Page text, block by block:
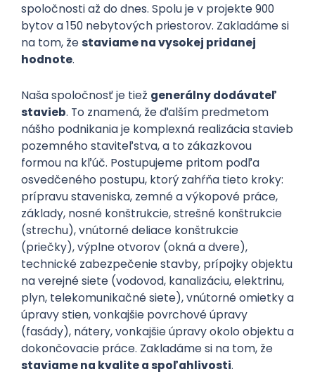
spoločnosti až do dnes. Spolu je v projekte 900
bytov a 150 nebytových priestorov. Zakladáme si
na tom, žestaviame na vysokej pridanej
hodnote.
Naša spoločnosť je tiež generálny dodávateľ
stavieb. To znamená, že ďalším predmetom
nášho podnikania je komplexná realizácia stavieb
pozemného staviteľstva, a to zákazkovou
formou na kľúč. Postupujeme pritom podľa
osvedčeného postupu, ktorý zahŕňa tieto kroky:
prípravu staveniska, zemné a výkopové práce,
základy, nosné konštrukcie, strešné konštrukcie
(strechu), vnútorné deliace konštrukcie
(priečky), výplne otvorov (okná a dvere),
technické zabezpečenie stavby, prípojky objektu
na verejné siete (vodovod, kanalizáciu, elektrinu,
plyn, telekomunikačné siete), vnútorné omietky a
úpravy stien, vonkajšie povrchové úpravy
(fasády), nátery, vonkajšie úpravy okolo objektu a
dokončovacie práce. Zakladáme si na tom, že
staviame na kvalite a spoľahlivosti.